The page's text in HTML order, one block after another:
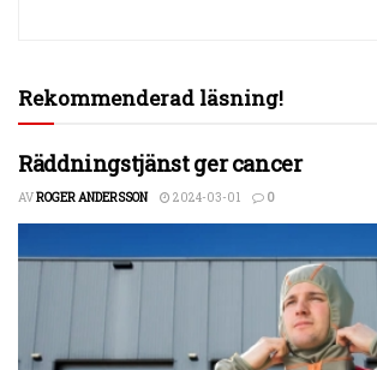
Rekommenderad läsning!
Räddningstjänst ger cancer
AVROGER ANDERSSON 2024-03-01 0